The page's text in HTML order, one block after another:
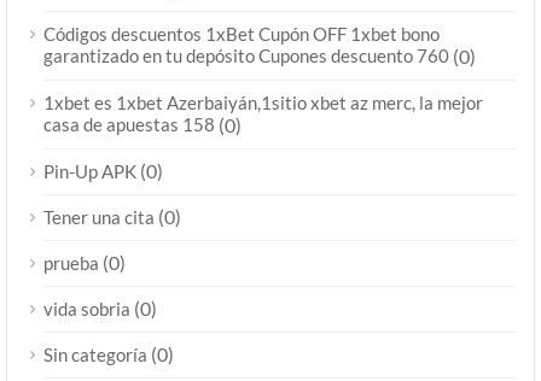
Códigos descuentos 1xBet Cupón OFF 1xbet bono
garantizado en tu depósito Cupones descuento 760 (0)
1xbet es 1xbet Azerbaiyán,1sitio xbet az merc, la mejor
casa de apuestas 158 (0)
Pin-Up APK (0)
Tener una cita (0)
prueba (0)
vida sobria (0)
Sin categoría (0)